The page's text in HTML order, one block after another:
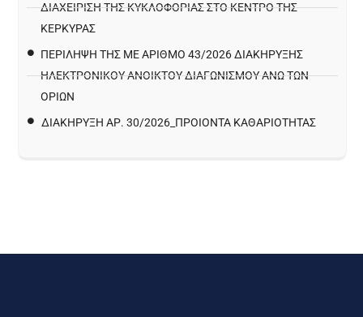
ΔΙΑΧΕΊΡΙΣΗ ΤΗΣ ΚΥΚΛΟΦΟΡΊΑΣ ΣΤΟ ΚΈΝΤΡΟ ΤΗΣ
ΚΈΡΚΥΡΑΣ
ΠΕΡΙΛΗΨΗ ΤΗΣ ΜΕ ΑΡΙΘΜΟ 43/2026 ΔΙΑΚΗΡΥΞΗΣ
ΗΛΕΚΤΡΟΝΙΚΟΥ ΑΝΟΙΚΤΟΥ ΔΙΑΓΩΝΙΣΜΟΥ ΑΝΩ ΤΩΝ
ΟΡΙΩΝ
ΔΙΑΚΉΡΥΞΗ ΑΡ. 30/2026_ΠΡΟΙΌΝΤΑ ΚΑΘΑΡΙΌΤΗΤΑΣ